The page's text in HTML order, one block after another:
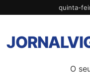
para
conteúdo
quinta-
O